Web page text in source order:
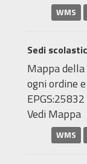
WMS
Sedi
Mappa
ogni ordine
Vedi Mappa
WMS